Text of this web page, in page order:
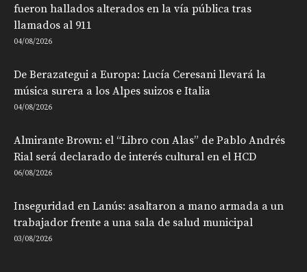
fueron hallados alterados en la vía pública tras
llamados al 911
04/08/2026
De Berazategui a Europa: Lucía Ceresani llevará la
música surera a los Alpes suizos e Italia
04/08/2026
Almirante Brown: el “Libro con Alas” de Pablo Andrés
Rial será declarado de interés cultural en el HCD
06/08/2026
Inseguridad en Lanús: asaltaron a mano armada a un
trabajador frente a una sala de salud municipal
03/08/2026